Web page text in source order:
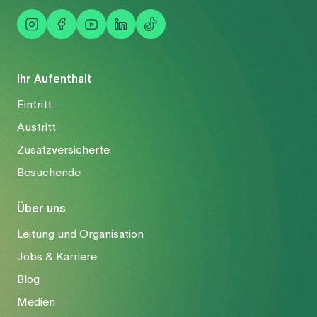
Ihr Aufenthalt
Eintritt
Austritt
Zusatzversicherte
Besuchende
Über uns
Leitung und Organisation
Jobs & Karriere
Blog
Medien